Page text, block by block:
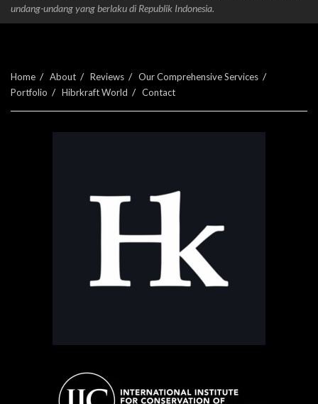
undang-undang yang berlaku di Republik Indonesia.
Home About Reviews
Our Comprehensive Services
Portfolio
Hibrkraft World Contact